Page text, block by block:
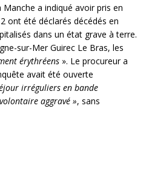
a indiqué avoir pris en
ont été déclarés décédés en
dans un état grave à terre.
sur-Mer Guirec Le Bras, les
érythréens ». Le procureur a
avait été ouverte
irréguliers en bande
aggravé », sans